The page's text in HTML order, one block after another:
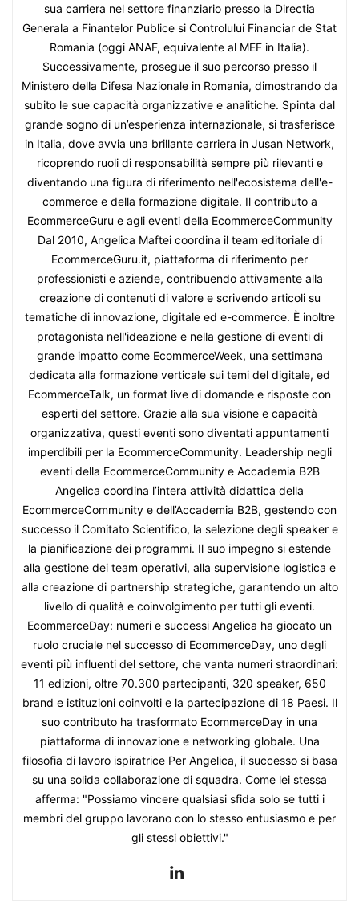
sua carriera nel settore finanziario presso la Directia
Generala a Finantelor Publice si Controlului Financiar de Stat
Romania (oggi ANAF, equivalente al MEF in Italia).
Successivamente, prosegue il suo percorso presso il
Ministero della Difesa Nazionale in Romania, dimostrando da
subito le sue capacità organizzative e analitiche. Spinta dal
grande sogno di un’esperienza internazionale, si trasferisce
in Italia, dove avvia una brillante carriera in Jusan Network,
ricoprendo ruoli di responsabilità sempre più rilevanti e
diventando una figura di riferimento nell'ecosistema dell'e-
commerce e della formazione digitale. Il contributo a
EcommerceGuru e agli eventi della EcommerceCommunity
Dal 2010, Angelica Maftei coordina il team editoriale di
EcommerceGuru.it, piattaforma di riferimento per
professionisti e aziende, contribuendo attivamente alla
creazione di contenuti di valore e scrivendo articoli su
tematiche di innovazione, digitale ed e-commerce. È inoltre
protagonista nell'ideazione e nella gestione di eventi di
grande impatto come EcommerceWeek, una settimana
dedicata alla formazione verticale sui temi del digitale, ed
EcommerceTalk, un format live di domande e risposte con
esperti del settore. Grazie alla sua visione e capacità
organizzativa, questi eventi sono diventati appuntamenti
imperdibili per la EcommerceCommunity. Leadership negli
eventi della EcommerceCommunity e Accademia B2B
Angelica coordina l’intera attività didattica della
EcommerceCommunity e dell’Accademia B2B, gestendo con
successo il Comitato Scientifico, la selezione degli speaker e
la pianificazione dei programmi. Il suo impegno si estende
alla gestione dei team operativi, alla supervisione logistica e
alla creazione di partnership strategiche, garantendo un alto
livello di qualità e coinvolgimento per tutti gli eventi.
EcommerceDay: numeri e successi Angelica ha giocato un
ruolo cruciale nel successo di EcommerceDay, uno degli
eventi più influenti del settore, che vanta numeri straordinari:
11 edizioni, oltre 70.300 partecipanti, 320 speaker, 650
brand e istituzioni coinvolti e la partecipazione di 18 Paesi. Il
suo contributo ha trasformato EcommerceDay in una
piattaforma di innovazione e networking globale. Una
filosofia di lavoro ispiratrice Per Angelica, il successo si basa
su una solida collaborazione di squadra. Come lei stessa
afferma: "Possiamo vincere qualsiasi sfida solo se tutti i
membri del gruppo lavorano con lo stesso entusiasmo e per
gli stessi obiettivi."